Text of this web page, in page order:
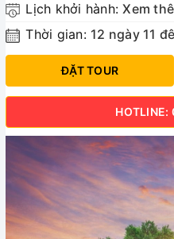
Lịch khởi hành:Xem
Thời gian: 12 ngày 11
ĐẶT TOUR
HOTLINE: